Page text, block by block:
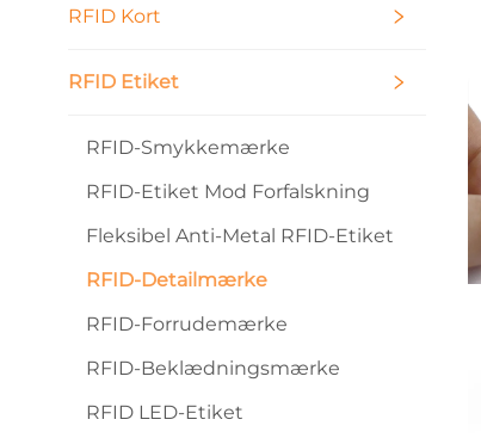
RFID Kort
RFID Etiket
RFID-Smykkemærke
RFID-Etiket Mod Forfalskning
Fleksibel Anti-Metal RFID-Etiket
RFID-Detailmærke
RFID-Forrudemærke
RFID-Beklædningsmærke
RFID LED-Etiket